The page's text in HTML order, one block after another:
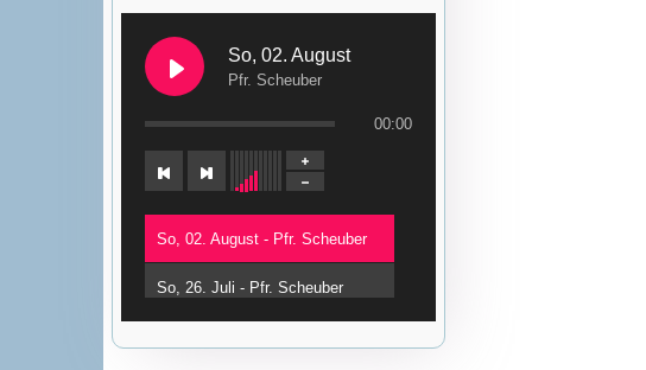
So, 02. August
Pfr. Scheuber
00:00
So, 02. August - Pfr. Scheuber
So, 26. Juli - Pfr. Scheuber